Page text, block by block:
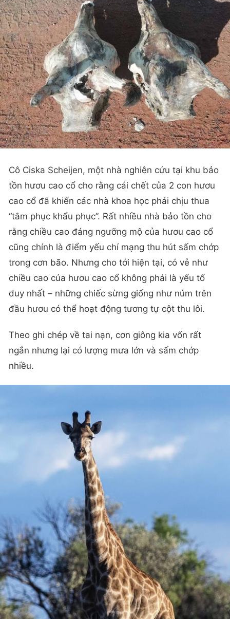
Cô Ciska Scheijen, một nhà nghiên cứu tại khu bảo
tồn hươu cao cổ cho rằng cái chết của 2 con hươu
cao cổ đã khiến các nhà khoa học phải chịu thua
“tâm phục khẩu phục”. Rất nhiều nhà bảo tồn cho
rằng chiều cao đáng ngưỡng mộ của hươu cao cổ
cũng chính là điểm yếu chí mạng thu hút sấm chớp
trong cơn bão. Nhưng cho tới hiện tại, có vẻ như
chiều cao của hươu cao cổ không phải là yếu tố
duy nhất – những chiếc sừng giống như núm trên
đầu hươu có thể hoạt động tương tự cột thu lôi.
Theo ghi chép về tai nạn, cơn giông kia vốn rất
ngắn nhưng lại có lượng mưa lớn và sấm chớp
nhiều.